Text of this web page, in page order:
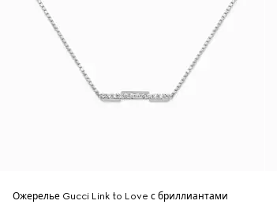
Ожерелье Gucci Link to Love с бриллиантами